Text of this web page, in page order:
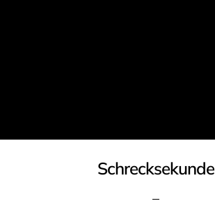
Schrecksekunde